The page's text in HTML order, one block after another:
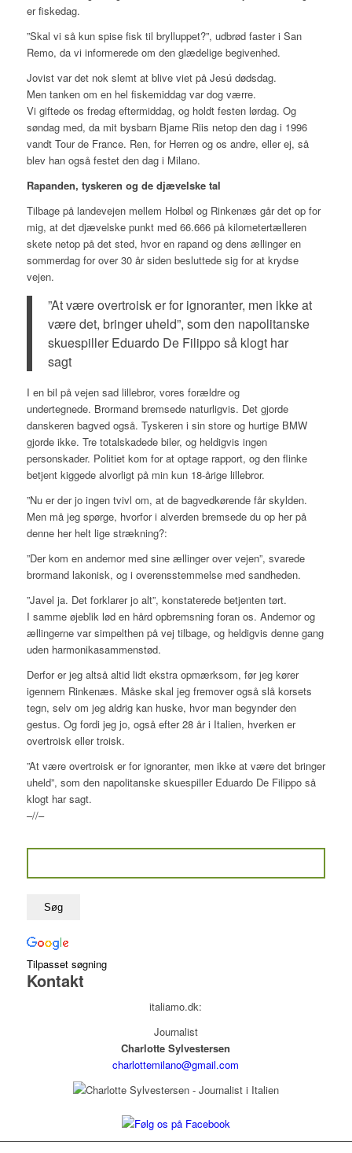
er fiskedag.
”Skal vi så kun spise fisk til brylluppet?”, udbrød faster i San
Remo, da vi informerede om den glædelige begivenhed.
Jovist var det nok slemt at blive viet på Jesú dødsdag.
Men tanken om en hel fiskemiddag var dog værre.
Vi giftede os fredag eftermiddag, og holdt festen lørdag. Og
søndag med, da mit bysbarn Bjarne Riis netop den dag i 1996
vandt Tour de France. Ren, for Herren og os andre, eller ej, så
blev han også festet den dag i Milano.
Rapanden, tyskeren og de djævelske tal
Tilbage på landevejen mellem Holbøl og Rinkenæs går det op for
mig, at det djævelske punkt med 66.666 på kilometertælleren
skete netop på det sted, hvor en rapand og dens ællinger en
sommerdag for over 30 år siden besluttede sig for at krydse
vejen.
”At være overtroisk er for ignoranter, men ikke at
være det, bringer uheld”, som den napolitanske
skuespiller Eduardo De Filippo så klogt har
sagt
I en bil på vejen sad lillebror, vores forældre og
undertegnede. Brormand bremsede naturligvis. Det gjorde
danskeren bagved også. Tyskeren i sin store og hurtige BMW
gjorde ikke. Tre totalskadede biler, og heldigvis ingen
personskader. Politiet kom for at optage rapport, og den flinke
betjent kiggede alvorligt på min kun 18-årige lillebror.
”Nu er der jo ingen tvivl om, at de bagvedkørende får skylden.
Men må jeg spørge, hvorfor i alverden bremsede du op her på
denne her helt lige strækning?:
”Der kom en andemor med sine ællinger over vejen”, svarede
brormand lakonisk, og i overensstemmelse med sandheden.
”Javel ja. Det forklarer jo alt”, konstaterede betjenten tørt.
I samme øjeblik lød en hård opbremsning foran os. Andemor og
ællingerne var simpelthen på vej tilbage, og heldigvis denne gang
uden harmonikasammenstød.
Derfor er jeg altså altid lidt ekstra opmærksom, før jeg kører
igennem Rinkenæs. Måske skal jeg fremover også slå korsets
tegn, selv om jeg aldrig kan huske, hvor man begynder den
gestus. Og fordi jeg jo, også efter 28 år i Italien, hverken er
overtroisk eller troisk.
”At være overtroisk er for ignoranter, men ikke at være det bringer
uheld”, som den napolitanske skuespiller Eduardo De Filippo så
klogt har sagt.
–//–
Tilpasset søgning
Kontakt
italiamo.dk:
Journalist
Charlotte Sylvestersen
charlottemilano@gmail.com